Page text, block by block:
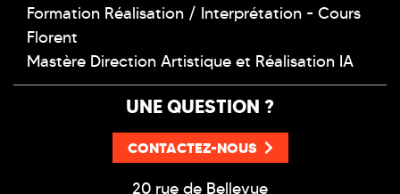
Formation Réalisation / Interprétation - Cours
Florent
Mastère Direction Artistique et Réalisation IA
UNE QUESTION ?
CONTACTEZ-NOUS
20 rue de Bellevue